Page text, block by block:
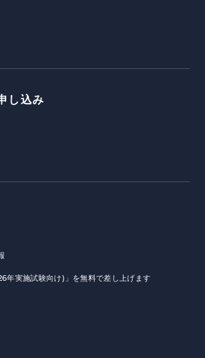
し込み
年実施試験向け)」を無料で差し上げます